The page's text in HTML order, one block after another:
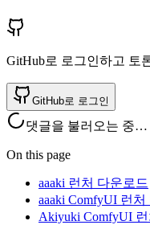
GitHub로 로그인하고 토
GitHub로 로그인
댓글을 불러오는 중…
On this page
aaaki 런처 다운로드
aaaki ComfyUI 런
Akiyuki ComfyUI